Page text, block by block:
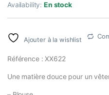
Availability:En stock
Ajouter à la wishlist
Référence : XX622
Une matière douce pour un